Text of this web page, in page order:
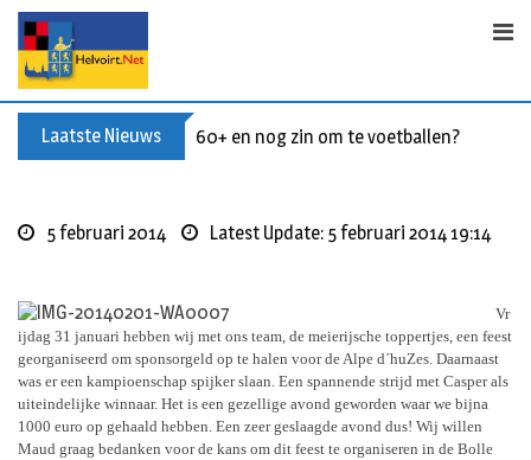
p
Laatste Nieuws 60+ en nog zin om te voetballen? Kom
5 februari 2014 Latest Update: 5 februari 2014 19:14
Vr
ijdag 31 januari hebben wij met ons team, de meierijsche toppertjes, een feest
georganiseerd om sponsorgeld op te halen voor de Alpe d´huZes. Daarnaast
was er een kampioenschap spijker slaan. Een spannende strijd met Casper als
uiteindelijke winnaar. Het is een gezellige avond geworden waar we bijna
1000 euro op gehaald hebben. Een zeer geslaagde avond dus! Wij willen
Maud graag bedanken voor de kans om dit feest te organiseren in de Bolle